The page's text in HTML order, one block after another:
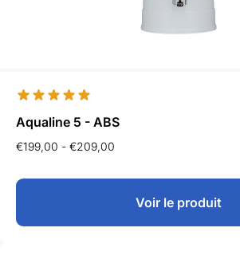
Aqualine 5 - ABS
€199,00 - €209,00
Voir le produit